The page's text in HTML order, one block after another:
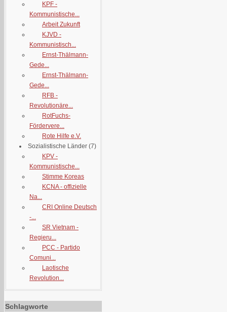
KPF -
Kommunistische...
Arbeit Zukunft
KJVD -
Kommunistisch...
Ernst-Thälmann-
Gede...
Ernst-Thälmann-
Gede...
RFB -
Revolutionäre...
RotFuchs-
Fördervere...
Rote Hilfe e.V.
Sozialistische Länder (7)
KPV -
Kommunistische...
Stimme Koreas
KCNA - offizielle
Na...
CRI Online Deutsch
-...
SR Vietnam -
Regieru...
PCC - Partido
Comuni...
Laotische
Revolution...
Schlagworte